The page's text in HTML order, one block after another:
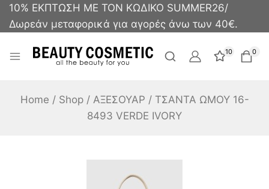
10% ΕΚΠΤΩΣΗ ΜΕ ΤΟΝ ΚΩΔΙΚΟ SUMMER26/
Δωρεάν μεταφορικά για αγορές άνω των 40€.
10 0
Home / Shop / ΑΞΕΣΟΥΑΡ / ΤΣΑΝΤΑ ΩΜΟΥ 16-
8493 VERDE IVORY